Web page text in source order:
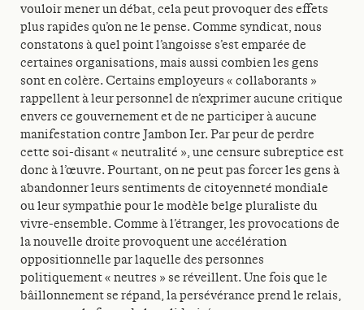
vouloir mener un débat, cela peut provoquer des effets
plus rapides qu’on ne le pense. Comme syndicat, nous
constatons à quel point l’angoisse s’est emparée de
certaines organisations, mais aussi combien les gens
sont en colère. Certains employeurs « collaborants »
rappellent à leur personnel de n’exprimer aucune critique
envers ce gouvernement et de ne participer à aucune
manifestation contre Jambon Ier. Par peur de perdre
cette soi-disant « neutralité », une censure subreptice est
donc à l’œuvre. Pourtant, on ne peut pas forcer les gens à
abandonner leurs sentiments de citoyenneté mondiale
ou leur sympathie pour le modèle belge pluraliste du
vivre-ensemble. Comme à l’étranger, les provocations de
la nouvelle droite provoquent une accélération
oppositionnelle par laquelle des personnes
politiquement « neutres » se réveillent. Une fois que le
bâillonnement se répand, la persévérance prend le relais,